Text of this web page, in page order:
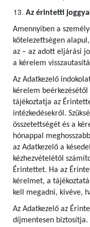
Az érintetti
Amennyiben a
kötelezettségen
az – az adott eljárási
a kérelem
Az Adatkezelő
kérelem
tájékoztatja az
intézkedésekről.
összetettségét és a
hónappal
az Adatkezelő a
kézhezvételétől
Érintettet. Ha az
kérelmet, a
kell megadni, kivéve,
Az Adatkezelő az
díjmentesen